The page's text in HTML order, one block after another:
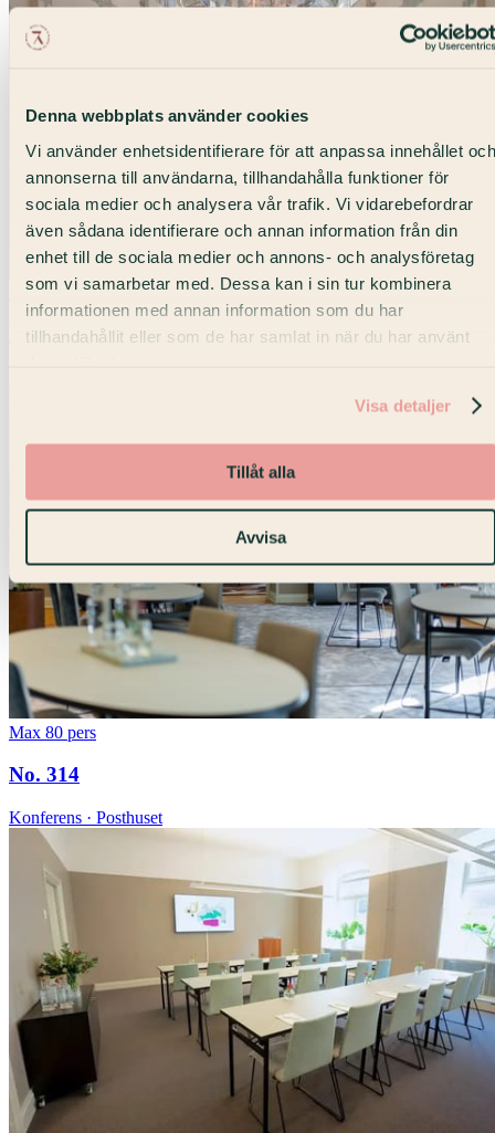
Denna webbplats använder cookies
Vi använder enhetsidentifierare för att anpassa innehållet och
annonserna till användarna, tillhandahålla funktioner för
sociala medier och analysera vår trafik. Vi vidarebefordrar
även sådana identifierare och annan information från din
enhet till de sociala medier och annons- och analysföretag
som vi samarbetar med. Dessa kan i sin tur kombinera
informationen med annan information som du har
tillhandahållit eller som de har samlat in när du har använt
Visa detaljer
Tillåt alla
Avvisa
Max 350 pers
Boberghallen
Max 80 pers
No. 314
Konferens · Posthuset